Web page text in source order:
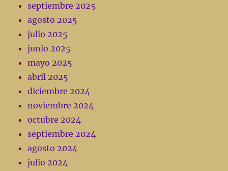
septiembre 2025
agosto 2025
julio 2025
junio 2025
mayo 2025
abril 2025
diciembre 2024
noviembre 2024
octubre 2024
septiembre 2024
agosto 2024
julio 2024